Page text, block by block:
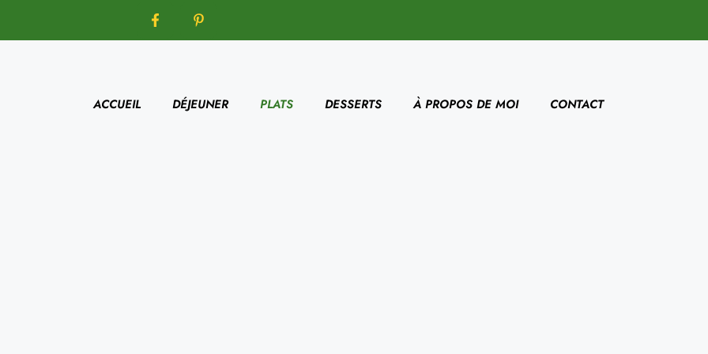
ACCUEIL DÉJEUNER PLATS DESSERTS À PROPOS DE MOI CONTACT